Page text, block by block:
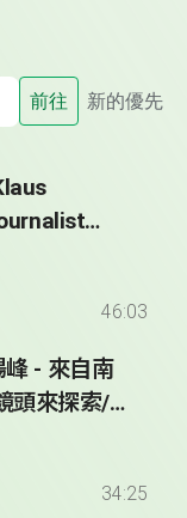
前往 新的優先
2008
46:03
- 來自南
頭來探索/
the Lens
34:25